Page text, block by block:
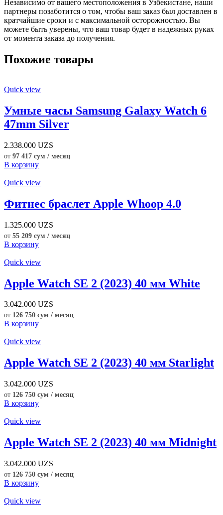
Независимо от вашего местоположения в Узбекистане, наши
партнеры позаботится о том, чтобы ваш заказ был доставлен в
кратчайшие сроки и с максимальной осторожностью. Вы
можете быть уверены, что ваш товар будет в надежных руках
от момента заказа до получения.
Похожие товары
Quick view
Умные часы Samsung Galaxy Watch 6
47mm Silver
2.338.000 UZS
от 97 417 сум / месяц
В корзину
Quick view
Фитнес браслет Apple Whoop 4.0
1.325.000 UZS
от 55 209 сум / месяц
В корзину
Quick view
Apple Watch SE 2 (2023) 40 мм White
3.042.000 UZS
от 126 750 сум / месяц
В корзину
Quick view
Apple Watch SE 2 (2023) 40 мм Starlight
3.042.000 UZS
от 126 750 сум / месяц
В корзину
Quick view
Apple Watch SE 2 (2023) 40 мм Midnight
3.042.000 UZS
от 126 750 сум / месяц
В корзину
Quick view